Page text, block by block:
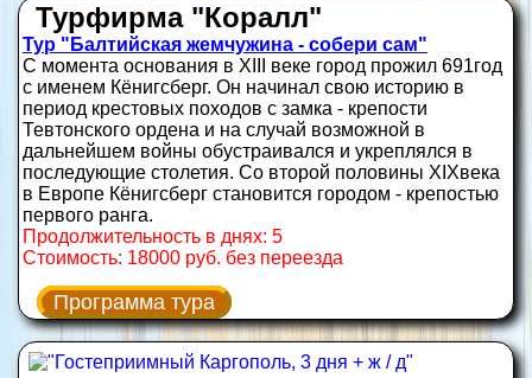
Турфирма "Коралл"
Тур "Балтийская жемчужина - собери сам"
С момента основания в XIII веке город прожил 691год
с именем Кёнигсберг. Он начинал свою историю в
период крестовых походов с замка - крепости
Тевтонского ордена и на случай возможной в
дальнейшем войны обустраивался и укреплялся в
последующие столетия. Со второй половины XIXвека
в Европе Кёнигсберг становится городом - крепостью
первого ранга.
Продолжительность в днях: 5
Стоимость: 18000 руб. без переезда
Программа тура